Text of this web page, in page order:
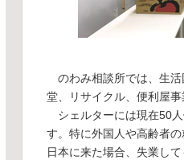
のわみ相談所では、生活
堂、リサイクル、便利屋事
シェルターには現在50人
す。特に外国人や高齢者
日本に来た場合、失業し